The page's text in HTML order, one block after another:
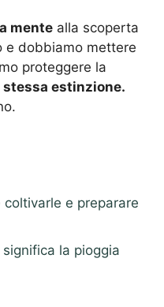
mente alla scoperta
e dobbiamo mettere
proteggere la
estinzione.
e preparare
la pioggia